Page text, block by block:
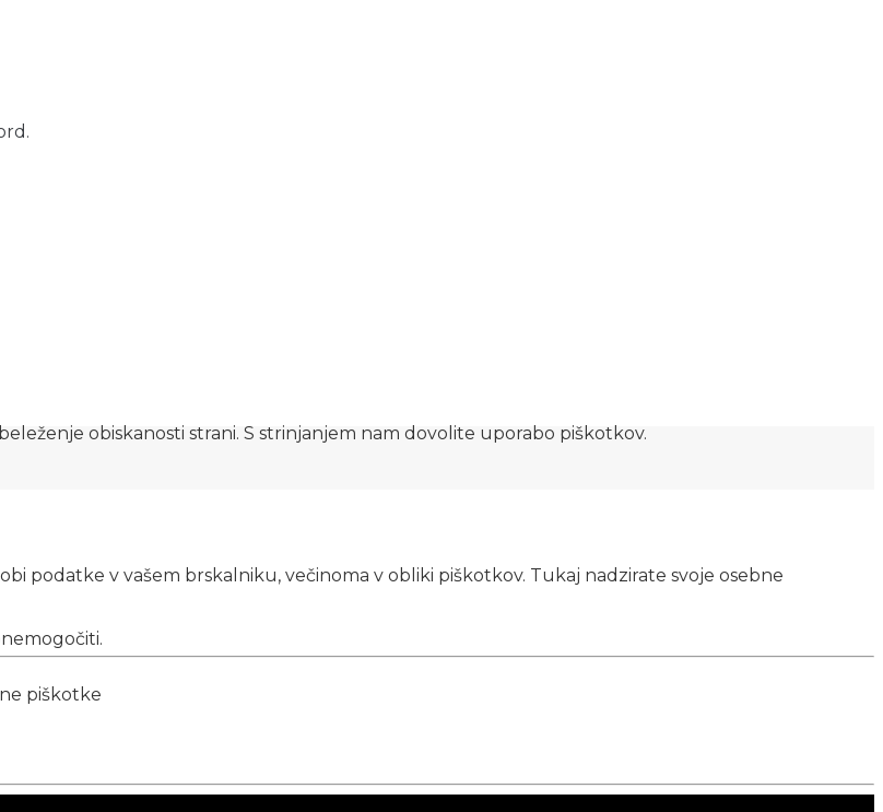
obiskanosti strani. S strinjanjem nam dovolite uporabo piškotkov.
podatke v vašem brskalniku, večinoma v obliki piškotkov. Tukaj nadzirate svoje osebne
piškotke